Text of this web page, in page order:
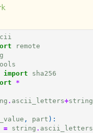
remote
import
sha256
*
. ascii_letters+string
, part ):
= string . ascii_letters